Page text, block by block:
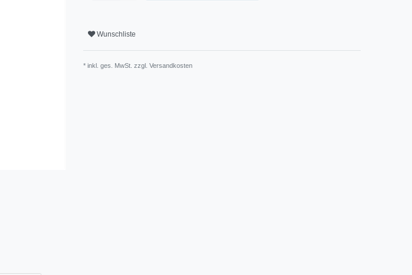
Wunschliste
* inkl. ges. MwSt. zzgl. Versandkosten